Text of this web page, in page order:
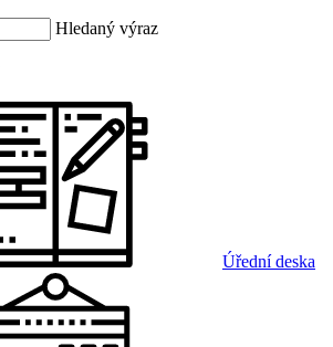
Hledaný výraz
Úřední deska